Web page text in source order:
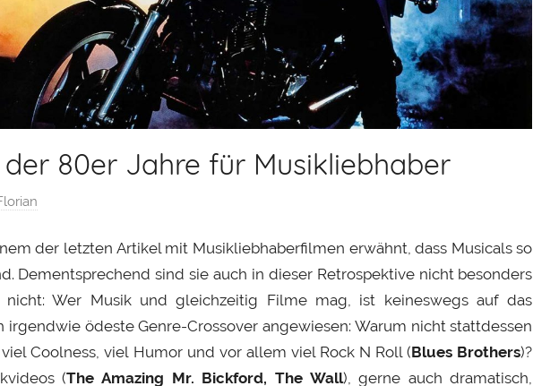
80er Jahre für Musikliebhaber
der letzten Artikel mit Musikliebhaberfilmen erwähnt, dass Musicals so
Dementsprechend sind sie auch in dieser Retrospektive nicht besonders
nicht: Wer Musik und gleichzeitig Filme mag, ist keineswegs auf das
ödeste Genre-Crossover angewiesen: Warum nicht stattdessen
Coolness, viel Humor und vor allem viel Rock N Roll (Blues Brothers)?
(The Amazing Mr. Bickford, The Wall), gerne auch dramatisch,